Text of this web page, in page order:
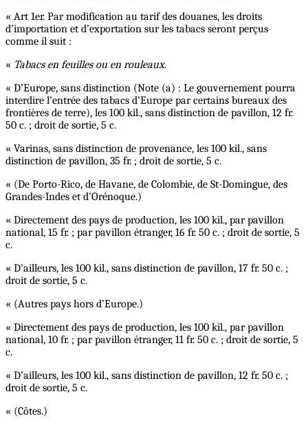
« Art 1er. Par modification au tarif des douanes, les droits
d’importation et d’exportation sur les tabacs seront perçus
comme il suit :
« Tabacs en feuilles ou en rouleaux.
« D’Europe, sans distinction (Note (a) : Le gouvernement pourra
interdire l’entrée des tabacs d’Europe par certains bureaux des
frontières de terre), les 100 kil., sans distinction de pavillon, 12 fr.
50 c. ; droit de sortie, 5 c.
« Varinas, sans distinction de provenance, les 100 kil., sans
distinction de pavillon, 35 fr. ; droit de sortie, 5 c.
« (De Porto-Rico, de Havane, de Colombie, de St-Domingue, des
Grandes-Indes et d’Orénoque.)
« Directement des pays de production, les 100 kil., par pavillon
national, 15 fr. ; par pavillon étranger, 16 fr. 50 c. ; droit de sortie, 5
c.
« D’ailleurs, les 100 kil., sans distinction de pavillon, 17 fr. 50 c. ;
droit de sortie, 5 c.
« (Autres pays hors d’Europe.)
« Directement des pays de production, les 100 kil., par pavillon
national, 10 fr. ; par pavillon étranger, 11 fr. 50 c. ; droit de sortie, 5
c.
« D’ailleurs, les 100 kil., sans distinction de pavillon, 12 fr. 50 c. ;
droit de sortie, 5 c.
« (Côtes.)